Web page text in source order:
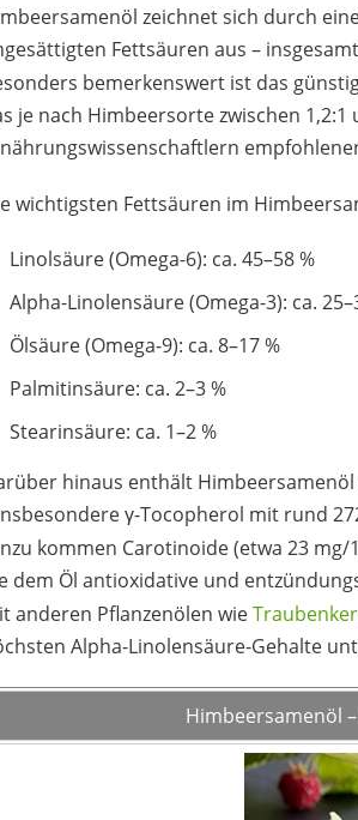
zeichnet sich durch
Fettsäuren aus –
bemerkenswert ist das
je nach Himbeersorte zwischen
wichtigsten Fettsäuren im
Linolsäure (Omega-6): ca. 45–58 %
Alpha-Linolensäure (Omega-3): ca.
Ölsäure (Omega-9): ca. 8–17 %
Palmitinsäure: ca. 2–3 %
Stearinsäure: ca. 1–2 %
hinaus enthält
γ-Tocopherol mit rund
kommen Carotinoide (etwa 23
dem Öl antioxidative und
anderen Pflanzenölen wie
Alpha-Linolensäure-Gehalte
Himbeersamenöl